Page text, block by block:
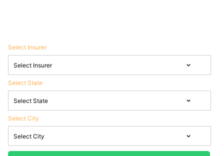
Select Insurer
Select State
Select City